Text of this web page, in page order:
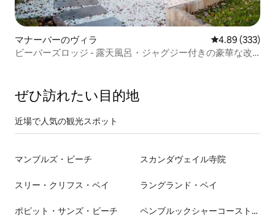
マナーバーのヴィラ レビュー333
4.89 (333)
ビーバーズロッジ - 露天風呂・ジャグジー付きの豪華な改
ぜひ訪⁠れ⁠た⁠い目⁠的⁠地
近場で人気の観光スポット
マンブルズ・ビーチ スカンダヴェイル寺院
スリー・クリフス・ベイ ラングランド・ベイ
ポピット・サンズ・ビーチ ペンブルックシャーコースト国立公園